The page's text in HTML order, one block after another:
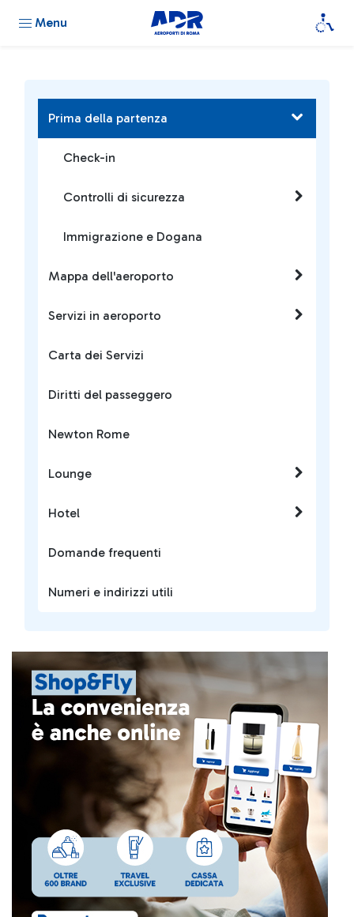
Menu
Prima della partenza
Check-in
Controlli di sicurezza
Immigrazione e Dogana
Mappa dell'aeroporto
Servizi in aeroporto
Carta dei Servizi
Diritti del passeggero
Newton Rome
Lounge
Hotel
Domande frequenti
Numeri e indirizzi utili